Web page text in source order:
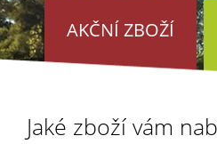
AKČNÍ ZBOŽÍ
Jaké zboží vám